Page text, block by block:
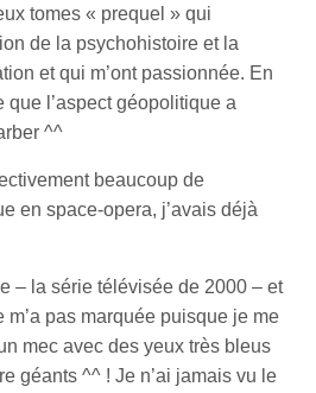
tomes « prequel » qui
de la psychohistoire et la
et qui m’ont passionnée. En
que l’aspect géopolitique a
^^
beaucoup de
en space-opera, j’avais déjà
– la série télévisée de 2000 – et
m’a pas marquée puisque je me
mec avec des yeux très bleus
géants ^^ ! Je n’ai jamais vu le